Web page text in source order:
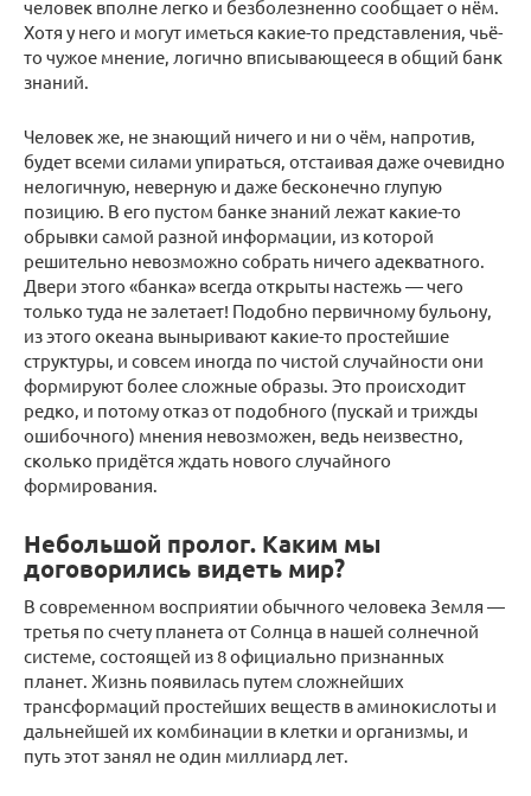
человек вполне легко и безболезненно сообщает о нём.
Хотя у него и могут иметься какие-то представления, чьё-
то чужое мнение, логично вписывающееся в общий банк
знаний.
Человек же, не знающий ничего и ни о чём, напротив,
будет всеми силами упираться, отстаивая даже очевидно
нелогичную, неверную и даже бесконечно глупую
позицию. В его пустом банке знаний лежат какие-то
обрывки самой разной информации, из которой
решительно невозможно собрать ничего адекватного.
Двери этого «банка» всегда открыты настежь — чего
только туда не залетает! Подобно первичному бульону,
из этого океана выныривают какие-то простейшие
структуры, и совсем иногда по чистой случайности они
формируют более сложные образы. Это происходит
редко, и потому отказ от подобного (пускай и трижды
ошибочного) мнения невозможен, ведь неизвестно,
сколько придётся ждать нового случайного
формирования.
Небольшой пролог. Каким мы
договорились видеть мир?
В современном восприятии обычного человека Земля —
третья по счету планета от Солнца в нашей солнечной
системе, состоящей из 8 официально признанных
планет. Жизнь появилась путем сложнейших
трансформаций простейших веществ в аминокислоты и
дальнейшей их комбинации в клетки и организмы, и
путь этот занял не один миллиард лет.